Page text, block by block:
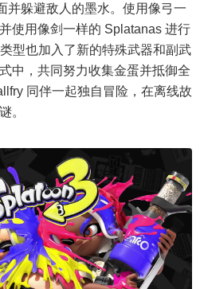
并躲避敌人的墨水。使用像弓一
使用像剑一样的 Splatanas 进行
型也加入了新的特殊武器和副武
中，共同努力收集金蛋并抵御全
同伴一起独自冒险，在离线故
。